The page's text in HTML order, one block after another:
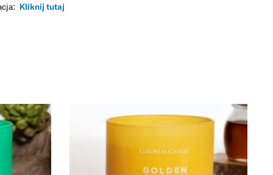
Kliknij tutaj